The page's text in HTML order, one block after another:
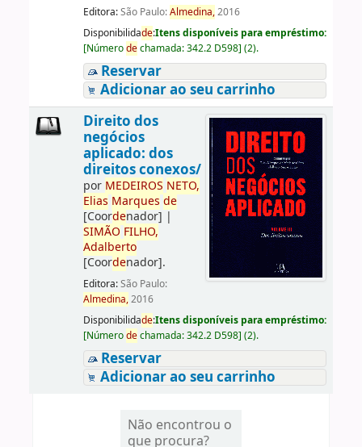
Editora:São Paulo:Almedina,2016
Disponibilidade:Itens disponíveis para empréstimo:
[Númerodechamada:342.2 D598] (2).
Reservar
Adicionar ao seu carrinho
Direito dos
negócios
aplicado: dos
direitos conexos/
por MEDEIROS NETO,
Elias Marques de
[Coordenador] |
SIMÃO FILHO,
Adalberto
[Coordenador].
Editora:São Paulo:
Almedina,2016
Disponibilidade:Itens disponíveis para empréstimo:
[Númerodechamada:342.2 D598] (2).
Reservar
Adicionar ao seu carrinho
Não encontrou o
que procura?